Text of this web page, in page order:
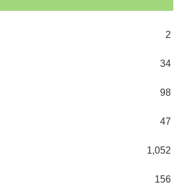
2
34
98
47
1,052
156